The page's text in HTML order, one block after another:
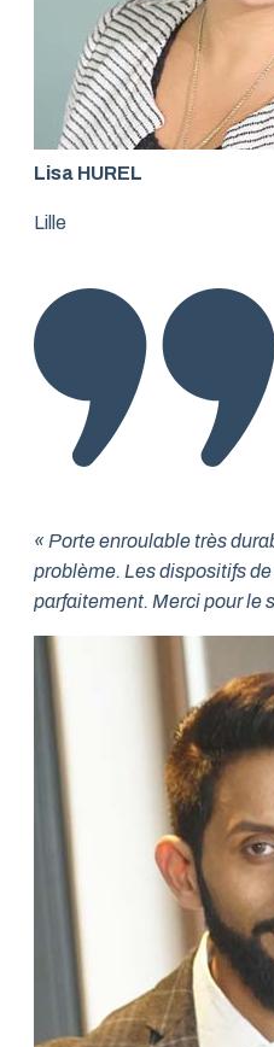
Lisa HUREL
Lille
« Porte enroulable très
problème. Les dispositifs
parfaitement. Merci pour le